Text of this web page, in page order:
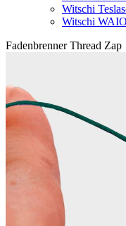
Witschi
Witschi WAIO
Fadenbrenner Thread Zap